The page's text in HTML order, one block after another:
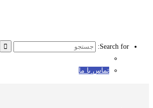
Search for:
تماس با ما